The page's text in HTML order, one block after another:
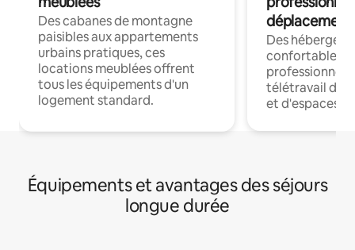
Des cabanes de montagne
paisibles aux appartements
urbains pratiques, ces
locations meublées offrent
tous les équipements d'un
logement standard.
déplacement
Des
confortables
professionnels
télétravail
et d'espaces
Équipements et avantages des séjours
longue durée